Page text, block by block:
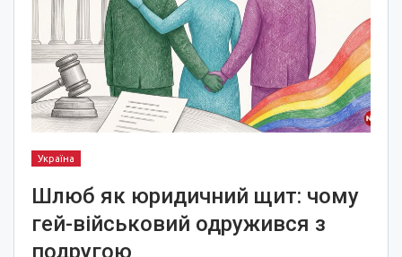
Україна
Шлюб як юридичний щит: чому
гей-військовий одружився з
подругою